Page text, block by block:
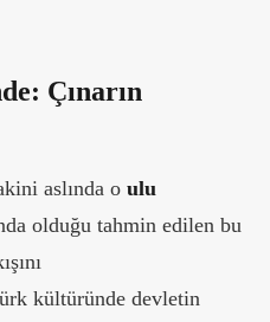
Çınarın
aslında o ulu
olduğu tahmin edilen bu
kültüründe devletin